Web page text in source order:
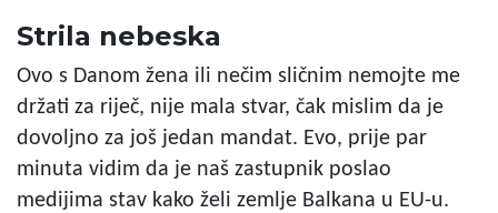
Strila nebeska
Ovo s Danom žena ili nečim sličnim nemojte me
držati za riječ, nije mala stvar, čak mislim da je
dovoljno za još jedan mandat. Evo, prije par
minuta vidim da je naš zastupnik poslao
medijima stav kako želi zemlje Balkana u EU-u.